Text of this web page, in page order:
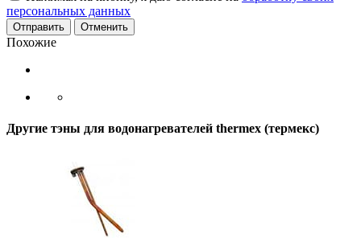
персональных данных
Отменить
Похожие
Другие тэны для водонагревателей thermex (термекс)